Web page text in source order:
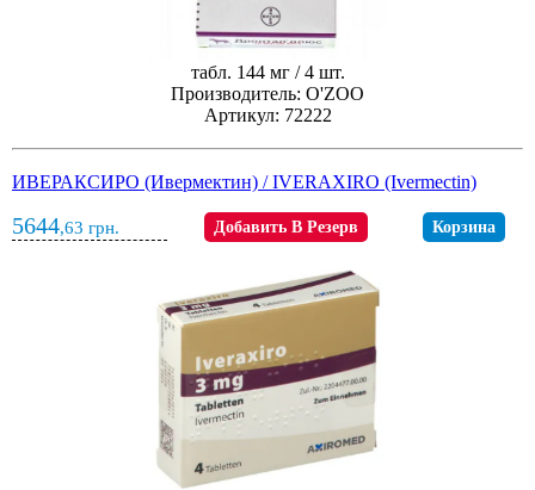
табл. 144 мг / 4 шт.
Производитель: O'ZOO
Артикул: 72222
ИВЕРАКСИРО (Ивермектин) / IVERAXIRO (Ivermectin)
5644,63 грн. Добавить В Резерв Корзина